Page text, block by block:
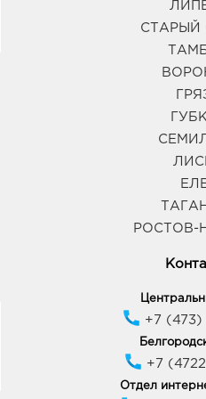
СТАРЫЙ
РОСТОВ-
+7 (473)
+7
Отдел